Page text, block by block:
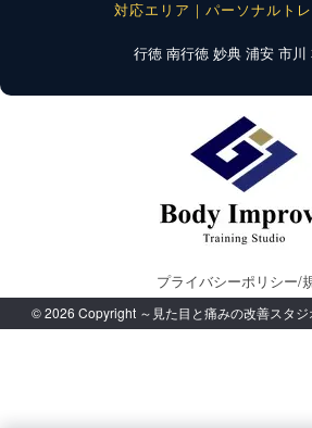
対応エリア｜パーソナルト
行徳 南行徳 妙典 浦安 市川
プライバシーポリシー/
© 2026 Copyright ～見た目と痛みの改善スタ